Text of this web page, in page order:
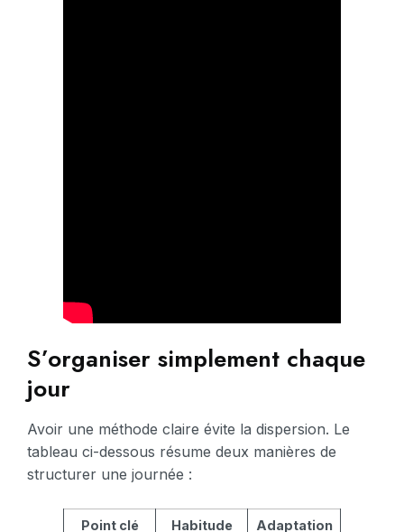
S’organiser simplement chaque
jour
Avoir une méthode claire évite la dispersion. Le
tableau ci-dessous résume deux manières de
structurer une journée :
Point clé Habitude Adaptation